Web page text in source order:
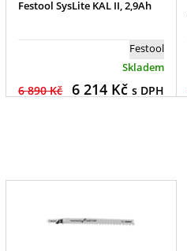
Festool SysLite KAL II, 2,9Ah
Festool
Skladem
6 890 Kč 6 214Kč s DPH